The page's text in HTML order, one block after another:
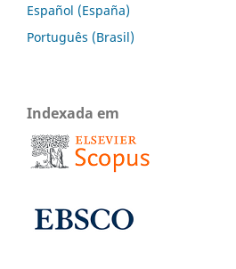
Español (España)
Português (Brasil)
Indexada em